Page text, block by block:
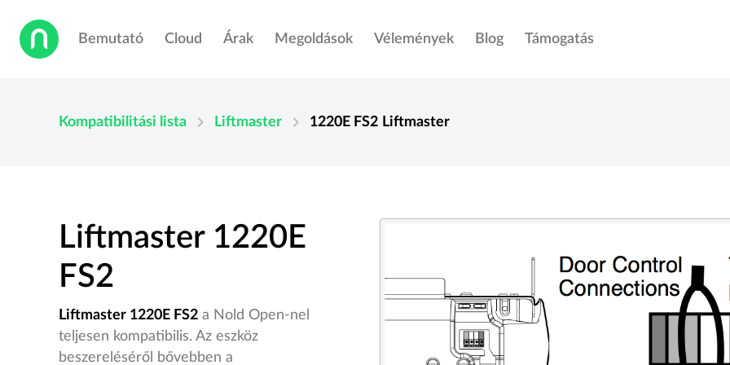
Bemutató Cloud Árak Megoldások Vélemények Blog Támogatás
Kompatibilitási lista chevron_right Liftmaster chevron_right 1220E FS2 Liftmaster
Liftmaster 1220E
FS2
Liftmaster 1220E FS2 a Nold Open-nel
teljesen kompatibilis. Az eszköz
beszereléséről bővebben a